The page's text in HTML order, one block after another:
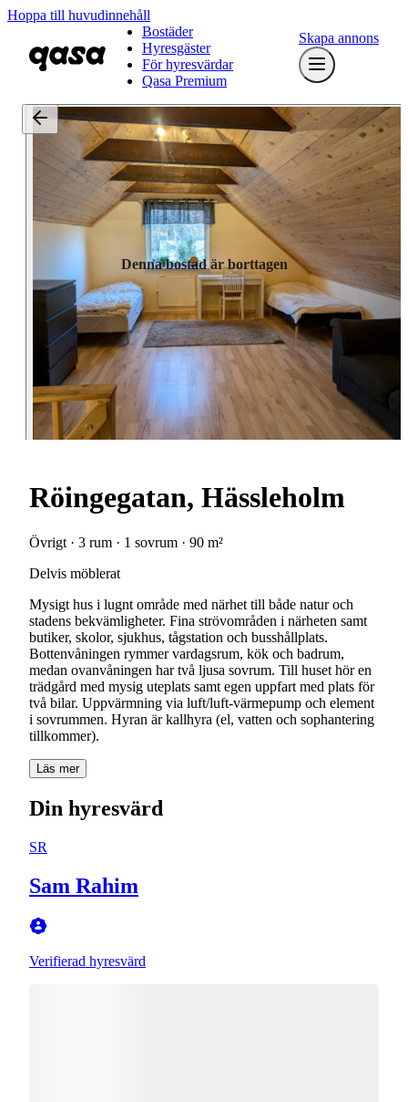
Hoppa till huvudinnehåll
Bostäder
Hyresgäster
För hyresvärdar
Qasa Premium
Skapa annons
Denna bostad är borttagen
Röingegatan, Hässleholm
Övrigt · 3 rum · 1 sovrum · 90 m²
Delvis möblerat
Mysigt hus i lugnt område med närhet till både natur och
stadens bekvämligheter. Fina strövområden i närheten samt
butiker, skolor, sjukhus, tågstation och busshållplats.
Bottenvåningen rymmer vardagsrum, kök och badrum,
medan ovanvåningen har två ljusa sovrum. Till huset hör en
trädgård med mysig uteplats samt egen uppfart med plats för
två bilar. Uppvärmning via luft/luft-värmepump och element
i sovrummen. Hyran är kallhyra (el, vatten och sophantering
tillkommer).
Läs mer
Din hyresvärd
SR
Sam Rahim
Verifierad hyresvärd